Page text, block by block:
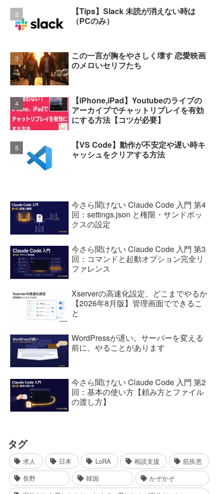
【Tips】Slack 未読が消えない時は
（PCのみ）
この一言が胸をやさしく壊す 恋愛映画
のメロいセリフたち
【iPhone,iPad】Youtubeのライブの
アーカイブでチャットリプレイを有効
にする方法【コツが必要】
【VS Code】動作が不安定や遅い時キ
ャッシュをクリアする方法
今さら聞けない Claude Code 入門 第4
回：settings.json と権限・サンドボッ
クスの設定
今さら聞けない Claude Code 入門 第3
回：コマンドと起動オプション完全リ
ファレンス
Xserverの高速化設定、どこまでやるか
【2026年8月版】管理画面でできるこ
と
WordPressが遅い。サーバーを変える
前に、やることがあります
今さら聞けない Claude Code 入門 第2
回：基本の使い方【頼み方とファイル
の渡し方】
タグ
求人 日本 LoRA 相談支援
筋疾患
長野
韓国
かぞかぞ